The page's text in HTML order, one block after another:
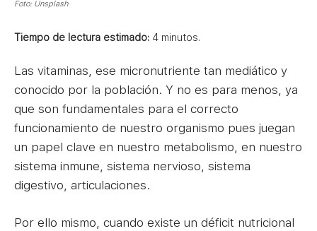
Foto: Unsplash
Tiempo de lectura estimado: 4 minutos.
Las vitaminas, ese micronutriente tan mediático y
conocido por la población. Y no es para menos, ya
que son fundamentales para el correcto
funcionamiento de nuestro organismo pues juegan
un papel clave en nuestro metabolismo, en nuestro
sistema inmune, sistema nervioso, sistema
digestivo, articulaciones.
Por ello mismo, cuando existe un déficit nutricional